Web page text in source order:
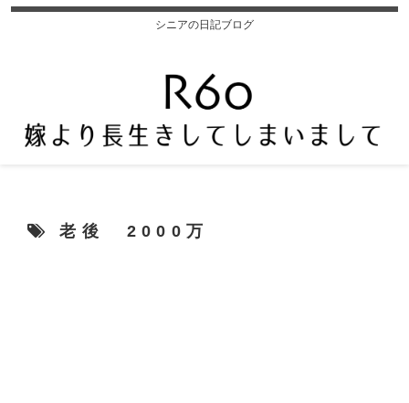
シニアの日記ブログ
老後 2000万